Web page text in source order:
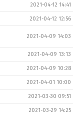
2021-04-12 14:41
2021-04-12 12:56
2021-04-09 14:03
2021-04-09 13:13
2021-04-09 10:28
2021-04-01 10:00
2021-03-30 09:51
2021-03-29 14:25